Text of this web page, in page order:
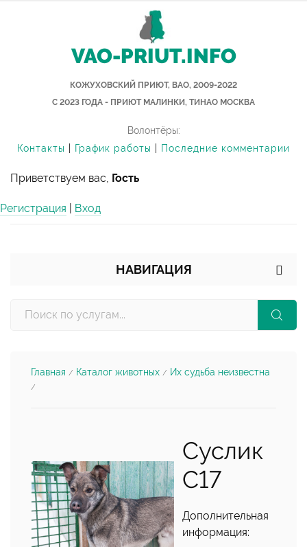
VAO-PRIUT.INFO
КОЖУХОВСКИЙ ПРИЮТ, ВАО, 2009-2022
С 2023 ГОДА - ПРИЮТ МАЛИНКИ, ТИНАО МОСКВА
Волонтёры:
Контакты
График работы Последние комментарии
Приветствуем вас, Гость
Регистрация Вход
НАВИГАЦИЯ
Главная / Каталог животных / Их судьба неизвестна
/
Суслик
С17
Дополнительная
информация: